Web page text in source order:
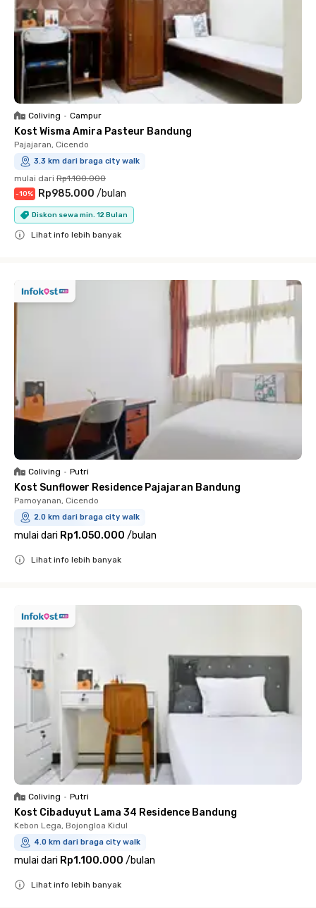
Coliving • Campur
Kost Wisma Amira Pasteur Bandung
Pajajaran, Cicendo
3.3 km dari braga city walk
mulai dari Rp1.100.000
-10% Rp985.000 /bulan
Diskon sewa min. 12 Bulan
Lihat info lebih banyak
Coliving • Putri
Kost Sunflower Residence Pajajaran Bandung
Pamoyanan, Cicendo
2.0 km dari braga city walk
mulai dari Rp1.050.000 /bulan
Lihat info lebih banyak
Coliving • Putri
Kost Cibaduyut Lama 34 Residence Bandung
Kebon Lega, Bojongloa Kidul
4.0 km dari braga city walk
mulai dari Rp1.100.000 /bulan
Lihat info lebih banyak